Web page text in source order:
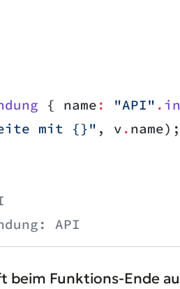
{ name : "API" .
mit {}" , v . name);
API
beim Funktions-Ende